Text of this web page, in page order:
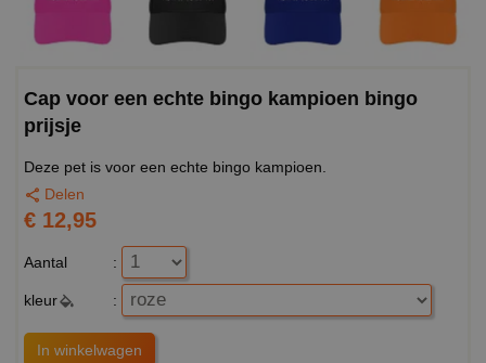
Cap voor een echte bingo kampioen bingo
prijsje
Deze pet is voor een echte bingo kampioen.
Delen
€ 12,95
Aantal :
kleur :